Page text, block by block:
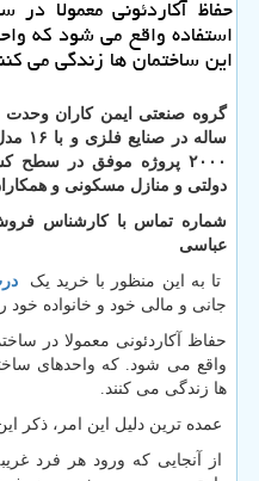
حفاظ آكاردئونی معمولا
استفاده واقع می شود كه
این ساختمان ها زندگی می
۲۰۰۰ پروژه موفق در
دولتی و منازل مسکونی و
عباسی
تا به این منظور با خرید یک
جانی و مالی خود و خانواده خود
حفاظ آکاردئونی معمولا در
واقع می شود. که واحدهای
ها زندگی می کنند.
عمده ترین دلیل این امر، ذکر
از آنجایی که ورود هر فرد